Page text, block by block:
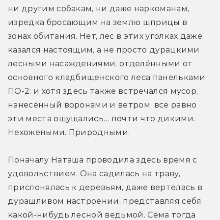
ни другим собакам, ни даже наркоманам,
изредка бросающим на землю шприцы в
зонах обитания. Нет, лес в этих уголках даже
казался настоящим, а не просто дурацкими
лесными насаждениями, отделёнными от
основного кладбищенского леса панельками
ПО-2: и хотя здесь также встречался мусор,
нанесённый воронами и ветром, всё равно
эти места ощущались… почти что дикими.
Нехожеными. Природными.
Поначалу Наташа проводила здесь время с
удовольствием. Она садилась на траву,
прислонялась к деревьям, даже вертелась в
дурашливом настроении, представляя себя
какой-нибудь лесной ведьмой. Сёма тогда